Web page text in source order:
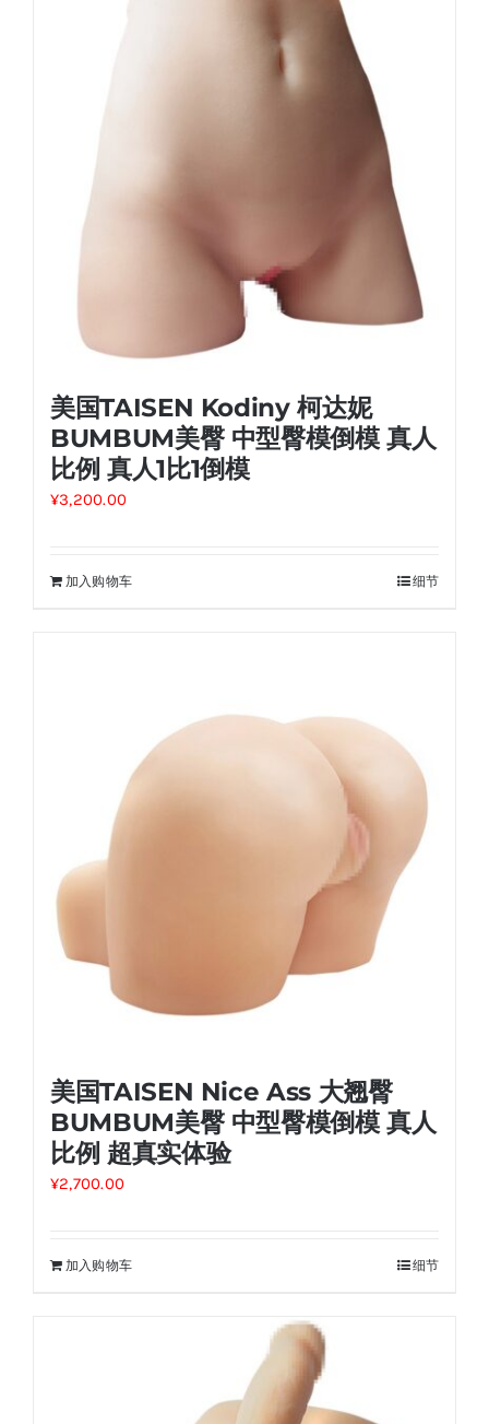
美国TAISEN Kodiny 柯达妮
BUMBUM美臀 中型臀模倒模 真人
比例 真人1比1倒模
¥3,200.00
加入购物车 细节
美国TAISEN Nice Ass 大翘臀
BUMBUM美臀 中型臀模倒模 真人
比例 超真实体验
¥2,700.00
加入购物车 细节